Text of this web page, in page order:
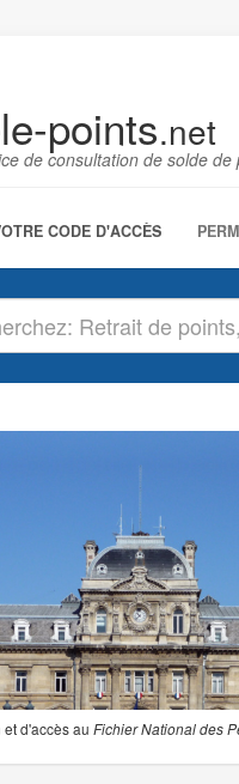
points.net
de consultation de solde
CODE D'ACCÈS
d'accès au Fichier National des